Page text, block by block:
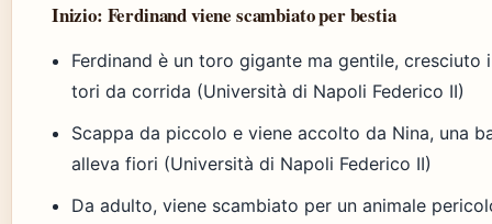
Inizio: Ferdinand viene scambiato per bestia
Ferdinand è un toro gigante ma gentile, cresciuto
tori da corrida (Università di Napoli Federico II)
Scappa da piccolo e viene accolto da Nina, una
alleva fiori (Università di Napoli Federico II)
Da adulto, viene scambiato per un animale